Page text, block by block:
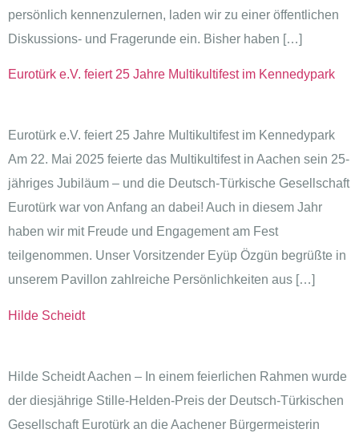
persönlich kennenzulernen, laden wir zu einer öffentlichen
Diskussions- und Fragerunde ein. Bisher haben […]
Eurotürk e.V. feiert 25 Jahre Multikultifest im Kennedypark
Eurotürk e.V. feiert 25 Jahre Multikultifest im Kennedypark
Am 22. Mai 2025 feierte das Multikultifest in Aachen sein 25-
jähriges Jubiläum – und die Deutsch-Türkische Gesellschaft
Eurotürk war von Anfang an dabei! Auch in diesem Jahr
haben wir mit Freude und Engagement am Fest
teilgenommen. Unser Vorsitzender Eyüp Özgün begrüßte in
unserem Pavillon zahlreiche Persönlichkeiten aus […]
Hilde Scheidt
Hilde Scheidt Aachen – In einem feierlichen Rahmen wurde
der diesjährige Stille-Helden-Preis der Deutsch-Türkischen
Gesellschaft Eurotürk an die Aachener Bürgermeisterin